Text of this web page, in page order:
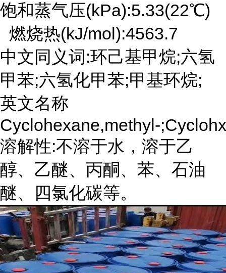
饱和蒸气压(kPa):5.33(22℃)
燃烧热(kJ/mol):4563.7
中文同义词:环己基甲烷;六氢
甲苯;六氢化甲苯;甲基环烷;
英文名称
Cyclohexane,methyl-
溶解性:不溶于水，溶于乙
醇、乙醚、丙酮、苯、石油
醚、四氯化碳等。